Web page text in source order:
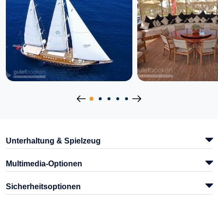
Unterhaltung & Spielzeug
Multimedia-Optionen
Sicherheitsoptionen